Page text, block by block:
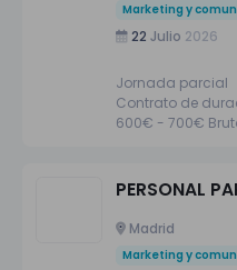
Marketing y
22 Julio 2026
Jornada parcial
Contrato de
600€ - 700€
PERSONAL
Madrid
Marketing y